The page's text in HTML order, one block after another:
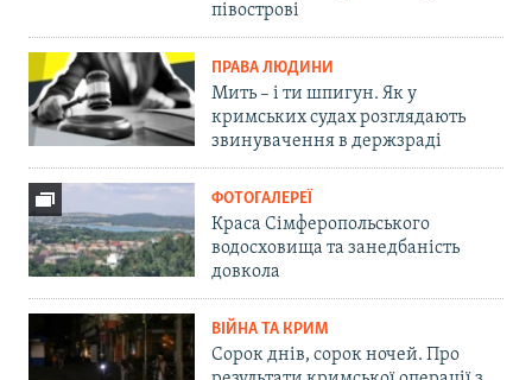
півострові
ПРАВА ЛЮДИНИ
Мить – і ти шпигун. Як у
кримських судах розглядають
звинувачення в держзраді
ФОТОГАЛЕРЕЇ
Краса Сімферопольського
водосховища та занедбаність
довкола
ВІЙНА ТА КРИМ
Сорок днів, сорок ночей. Про